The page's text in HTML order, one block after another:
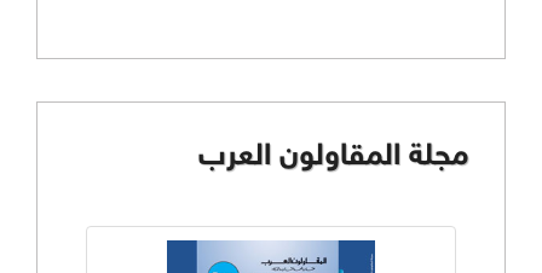
مجلة المقاولون العرب